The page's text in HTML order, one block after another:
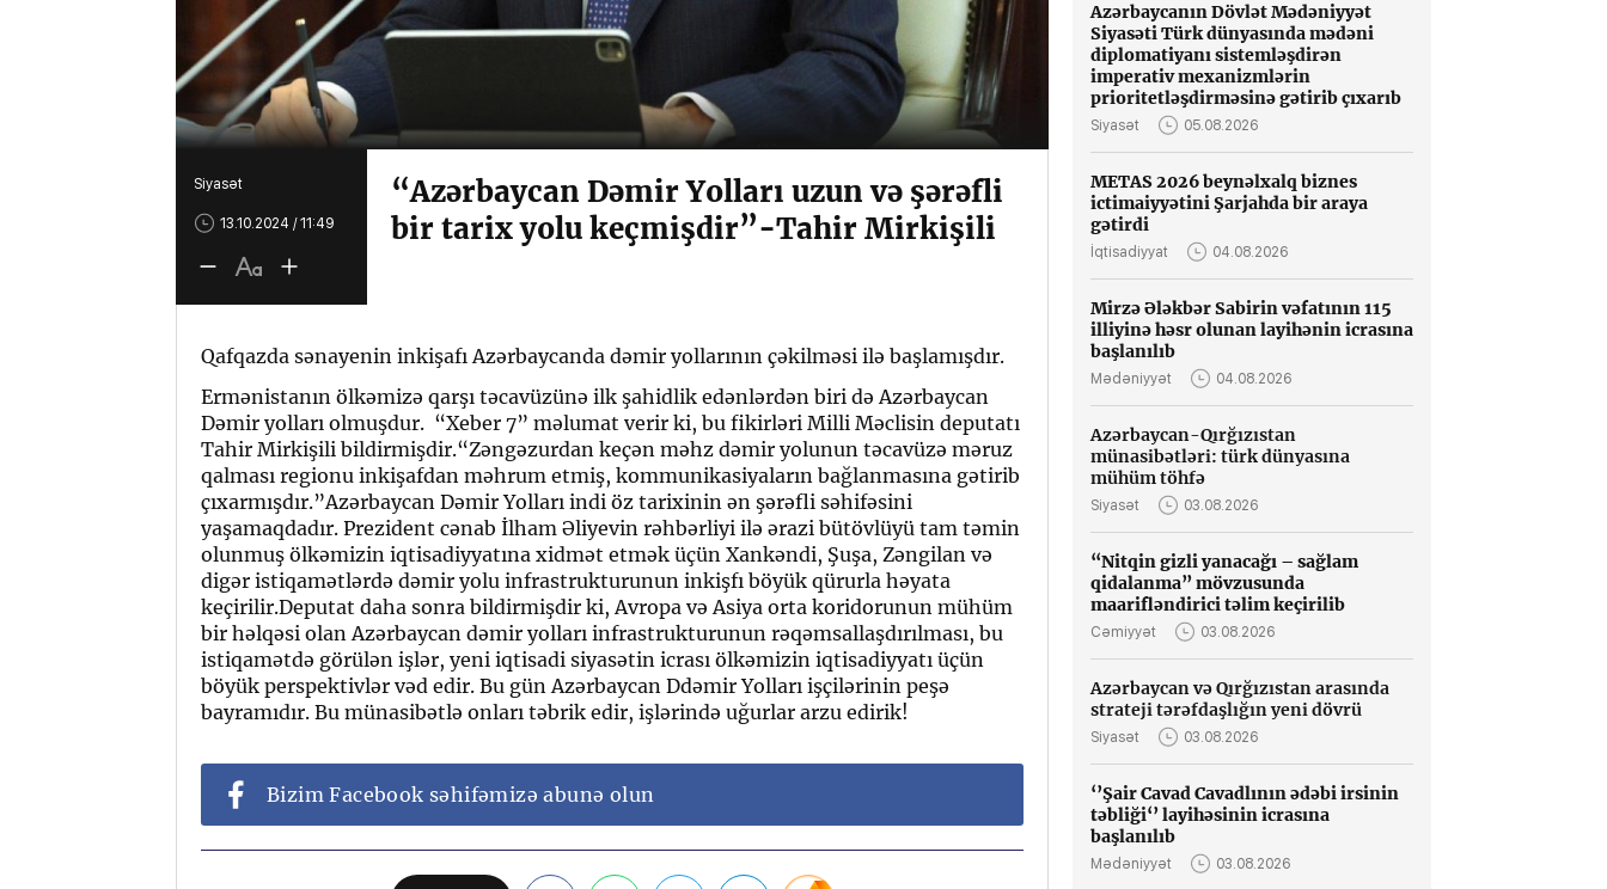
Siyasət
13.10.2024 / 11:49
“Azərbaycan Dəmir Yolları uzun və şərəfli
bir tarix yolu keçmişdir”-Tahir Mirkişili
Qafqazda sənayenin inkişafı Azərbaycanda dəmir yollarının çəkilməsi ilə başlamışdır.
Ermənistanın ölkəmizə qarşı təcavüzünə ilk şahidlik edənlərdən biri də Azərbaycan
Dəmir yolları olmuşdur. “Xeber 7” məlumat verir ki, bu fikirləri Milli Məclisin deputatı
Tahir Mirkişili bildirmişdir.“Zəngəzurdan keçən məhz dəmir yolunun təcavüzə məruz
qalması regionu inkişafdan məhrum etmiş, kommunikasiyaların bağlanmasına gətirib
çıxarmışdır.”Azərbaycan Dəmir Yolları indi öz tarixinin ən şərəfli səhifəsini
yaşamaqdadır. Prezident cənab İlham Əliyevin rəhbərliyi ilə ərazi bütövlüyü tam təmin
olunmuş ölkəmizin iqtisadiyyatına xidmət etmək üçün Xankəndi, Şuşa, Zəngilan və
digər istiqamətlərdə dəmir yolu infrastrukturunun inkişfı böyük qürurla həyata
keçirilir.Deputat daha sonra bildirmişdir ki, Avropa və Asiya orta koridorunun mühüm
bir həlqəsi olan Azərbaycan dəmir yolları infrastrukturunun rəqəmsallaşdırılması, bu
istiqamətdə görülən işlər, yeni iqtisadi siyasətin icrası ölkəmizin iqtisadiyyatı üçün
böyük perspektivlər vəd edir. Bu gün Azərbaycan Ddəmir Yolları işçilərinin peşə
bayramıdır. Bu münasibətlə onları təbrik edir, işlərində uğurlar arzu edirik!
Bizim Facebook səhifəmizə abunə olun
Azərbaycanın Dövlət Mədəniyyət
Siyasəti Türk dünyasında mədəni
diplomatiyanı sistemləşdirən
imperativ mexanizmlərin
prioritetləşdirməsinə gətirib çıxarıb
Siyasət 05.08.2026
METAS 2026 beynəlxalq biznes
ictimaiyyətini Şarjahda bir araya
gətirdi
İqtisadiyyat 04.08.2026
Mirzə Ələkbər Sabirin vəfatının 115
illiyinə həsr olunan layihənin icrasına
başlanılıb
Mədəniyyət 04.08.2026
Azərbaycan-Qırğızıstan
münasibətləri: türk dünyasına
mühüm töhfə
Siyasət 03.08.2026
“Nitqin gizli yanacağı – sağlam
qidalanma” mövzusunda
maarifləndirici təlim keçirilib
Cəmiyyət 03.08.2026
Azərbaycan və Qırğızıstan arasında
strateji tərəfdaşlığın yeni dövrü
Siyasət 03.08.2026
‘’Şair Cavad Cavadlının ədəbi irsinin
təbliği‘’ layihəsinin icrasına
başlanılıb
Mədəniyyət 03.08.2026